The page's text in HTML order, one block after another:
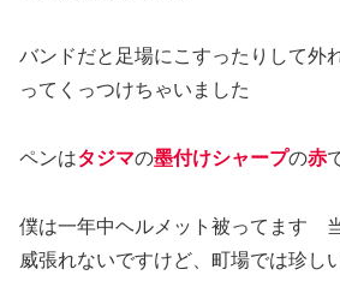
バンドだと足場にこすったりして外
ってくっつけちゃいました
ペンはタジマの墨付けシャープの赤
僕は一年中ヘルメット被ってます
威張れないですけど、町場では珍し